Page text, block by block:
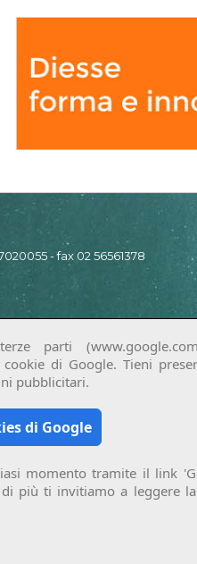
- fax 02 56561378
parti
di Google. Tieni
pubblicitari.
di Google
momento tramite il link
più ti invitiamo a leggere